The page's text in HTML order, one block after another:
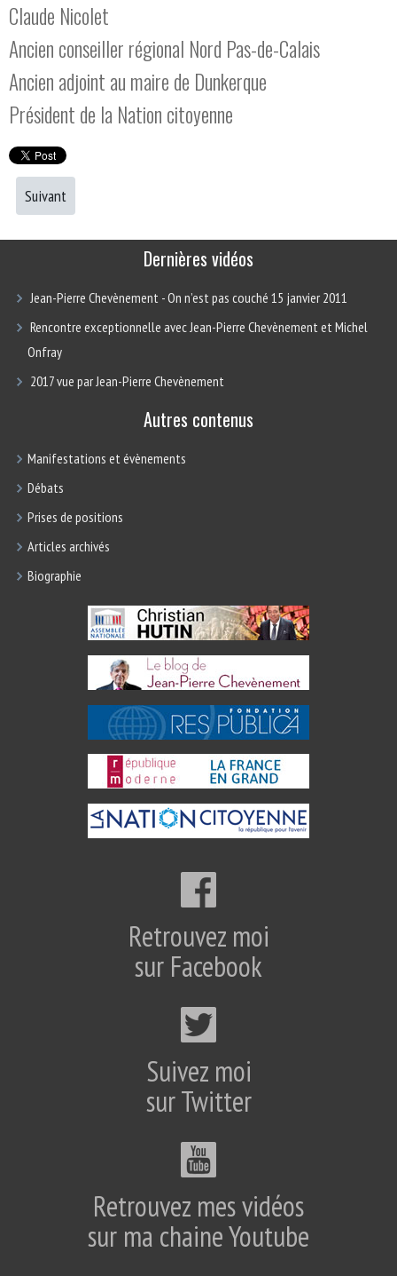
Claude Nicolet
Ancien conseiller régional Nord Pas-de-Calais
Ancien adjoint au maire de Dunkerque
Président de la Nation citoyenne
Suivant
Dernières vidéos
Jean-Pierre Chevènement - On n’est pas couché 15 janvier 2011
Rencontre exceptionnelle avec Jean-Pierre Chevènement et Michel
Onfray
2017 vue par Jean-Pierre Chevènement
Autres contenus
Manifestations et évènements
Débats
Prises de positions
Articles archivés
Biographie
Retrouvez moi
sur Facebook
Suivez moi
sur Twitter
Retrouvez mes vidéos
sur ma chaine Youtube